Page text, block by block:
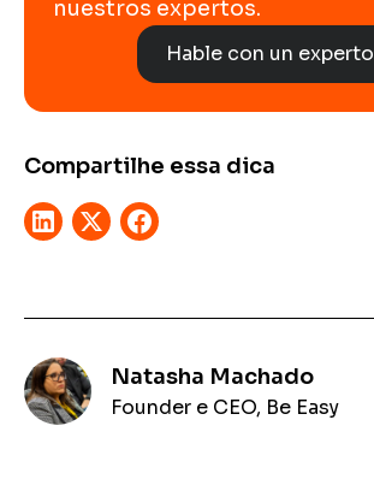
nuestros expertos.
Hable con un experto
Compartilhe essa dica
Natasha Machado
Founder e CEO, Be Easy